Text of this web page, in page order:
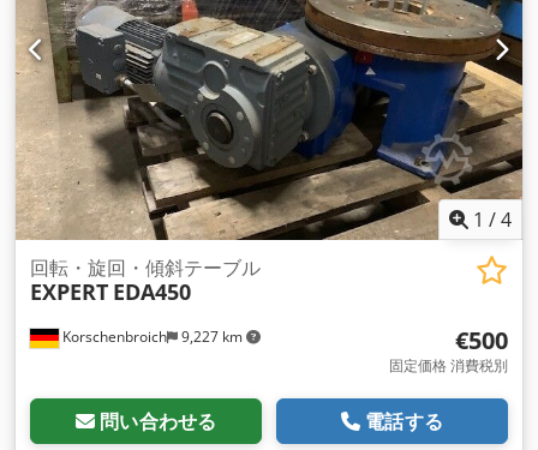
1 /4
Korschenbroich 9,227 km
回転・旋回・傾斜テーブル
EXPERT EDA450
€500
固定価格 消費税別
問い合わせる 電話する